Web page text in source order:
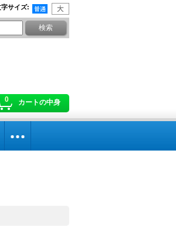
字サイズ:
0 カートの中身